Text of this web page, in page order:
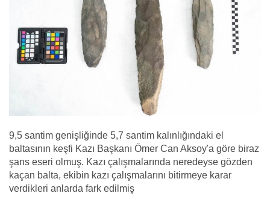
9,5 santim genişliğinde 5,7 santim kalınlığındaki el
baltasının keşfi Kazı Başkanı Ömer Can Aksoy'a göre biraz
şans eseri olmuş. Kazı çalışmalarında neredeyse gözden
kaçan balta, ekibin kazı çalışmalarını bitirmeye karar
verdikleri anlarda fark edilmiş